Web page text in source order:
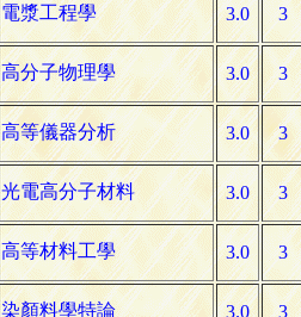
電漿工程學 3.0 3
高分子物理學 3.0 3
高等儀器分析 3.0 3
光電高分子材料 3.0 3
高等材料工學 3.0 3
染顏料學特論 3.0 3